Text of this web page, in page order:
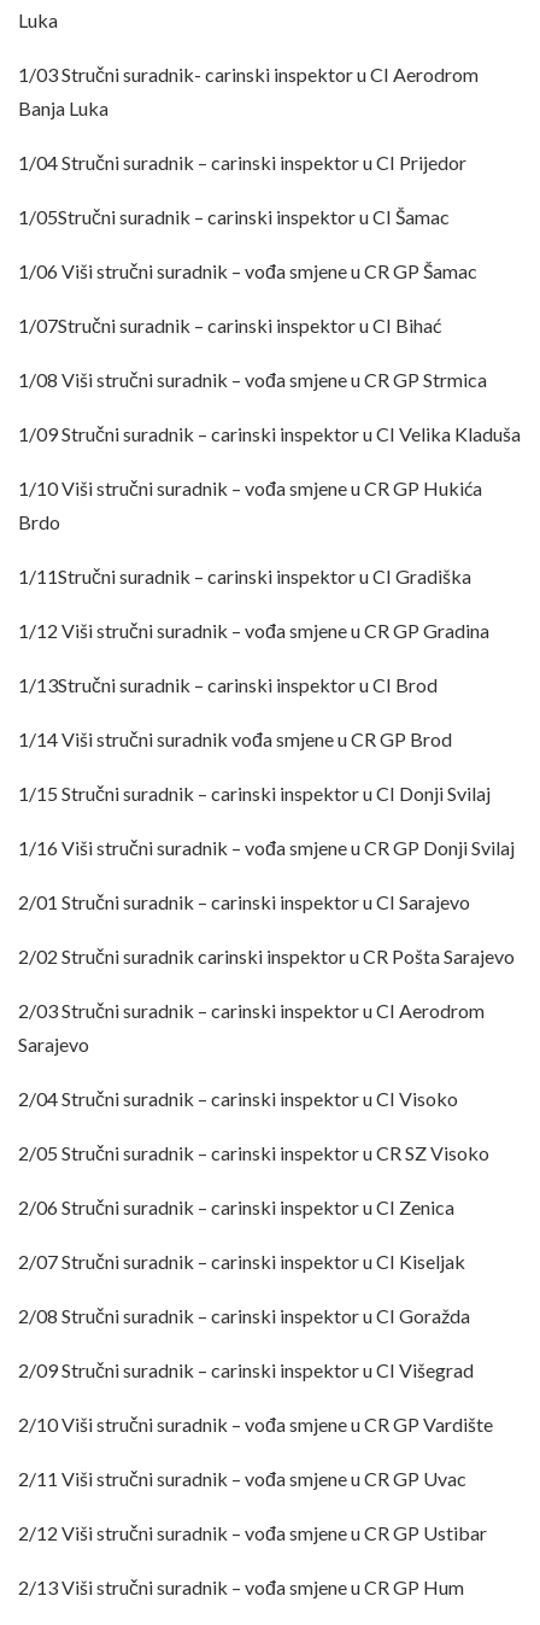
Luka
1/03 Stručni suradnik- carinski inspektor u CI Aerodrom
Banja Luka
1/04 Stručni suradnik – carinski inspektor u CI Prijedor
1/05Stručni suradnik – carinski inspektor u CI Šamac
1/06 Viši stručni suradnik – vođa smjene u CR GP Šamac
1/07Stručni suradnik – carinski inspektor u CI Bihać
1/08 Viši stručni suradnik – vođa smjene u CR GP Strmica
1/09 Stručni suradnik – carinski inspektor u CI Velika Kladuša
1/10 Viši stručni suradnik – vođa smjene u CR GP Hukića
Brdo
1/11Stručni suradnik – carinski inspektor u CI Gradiška
1/12 Viši stručni suradnik – vođa smjene u CR GP Gradina
1/13Stručni suradnik – carinski inspektor u CI Brod
1/14 Viši stručni suradnik vođa smjene u CR GP Brod
1/15 Stručni suradnik – carinski inspektor u CI Donji Svilaj
1/16 Viši stručni suradnik – vođa smjene u CR GP Donji Svilaj
2/01 Stručni suradnik – carinski inspektor u CI Sarajevo
2/02 Stručni suradnik carinski inspektor u CR Pošta Sarajevo
2/03 Stručni suradnik – carinski inspektor u CI Aerodrom
Sarajevo
2/04 Stručni suradnik – carinski inspektor u CI Visoko
2/05 Stručni suradnik – carinski inspektor u CR SZ Visoko
2/06 Stručni suradnik – carinski inspektor u CI Zenica
2/07 Stručni suradnik – carinski inspektor u CI Kiseljak
2/08 Stručni suradnik – carinski inspektor u CI Goražda
2/09 Stručni suradnik – carinski inspektor u CI Višegrad
2/10 Viši stručni suradnik – vođa smjene u CR GP Vardište
2/11 Viši stručni suradnik – vođa smjene u CR GP Uvac
2/12 Viši stručni suradnik – vođa smjene u CR GP Ustibar
2/13 Viši stručni suradnik – vođa smjene u CR GP Hum